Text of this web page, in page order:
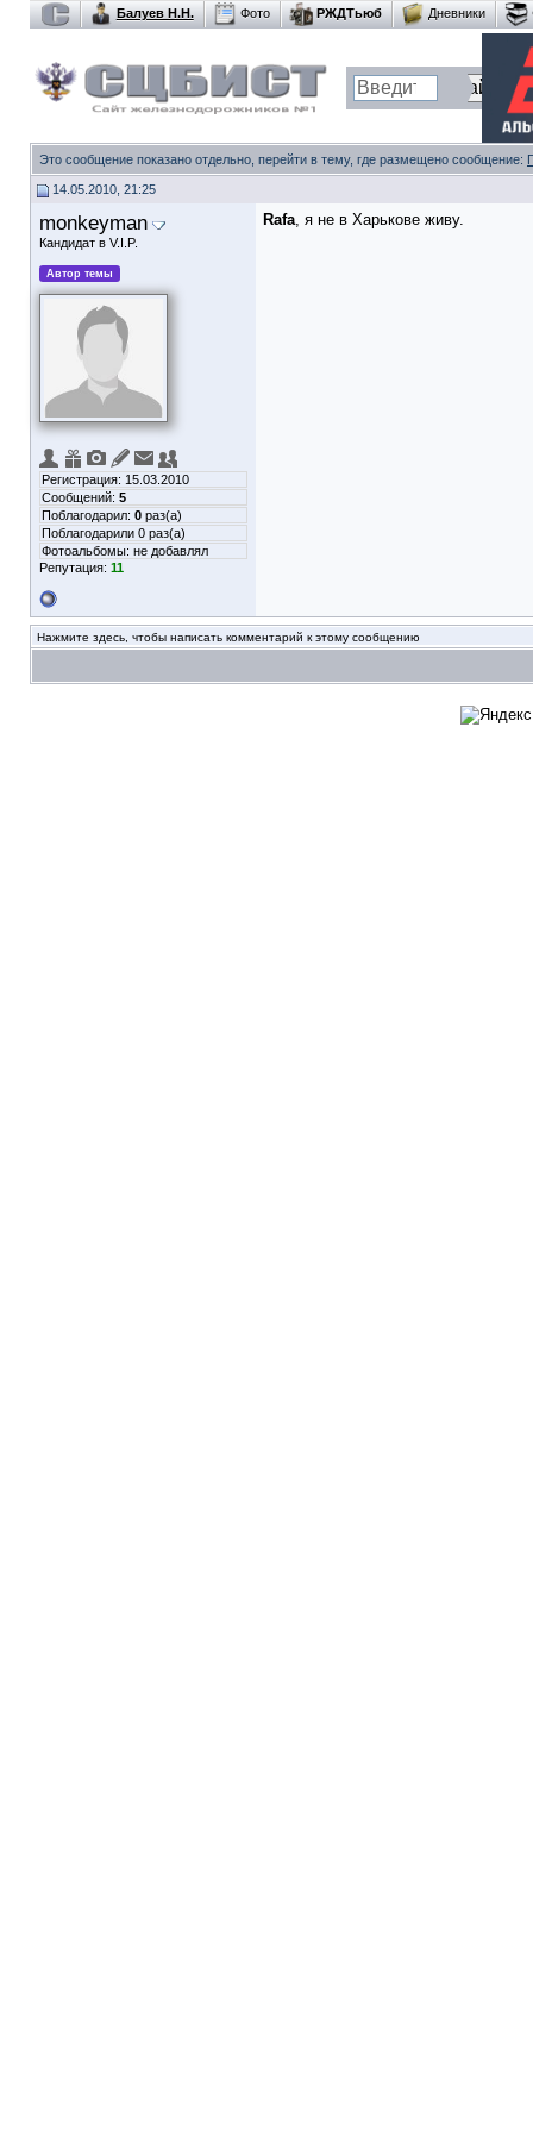
Балуев Н.Н. Фото РЖДТьюб Дневники
Это сообщение показано отдельно, перейти в тему, где размещено сообщение:
14.05.2010, 21:25
monkeyman
Кандидат в V.I.P.
Автор темы
Регистрация: 15.03.2010
Сообщений: 5
Поблагодарил: 0 раз(а)
Поблагодарили 0 раз(а)
Фотоальбомы: не добавлял
Репутация: 11
Rafa, я не в Харькове живу.
Нажмите здесь, чтобы написать комментарий к этому сообщению